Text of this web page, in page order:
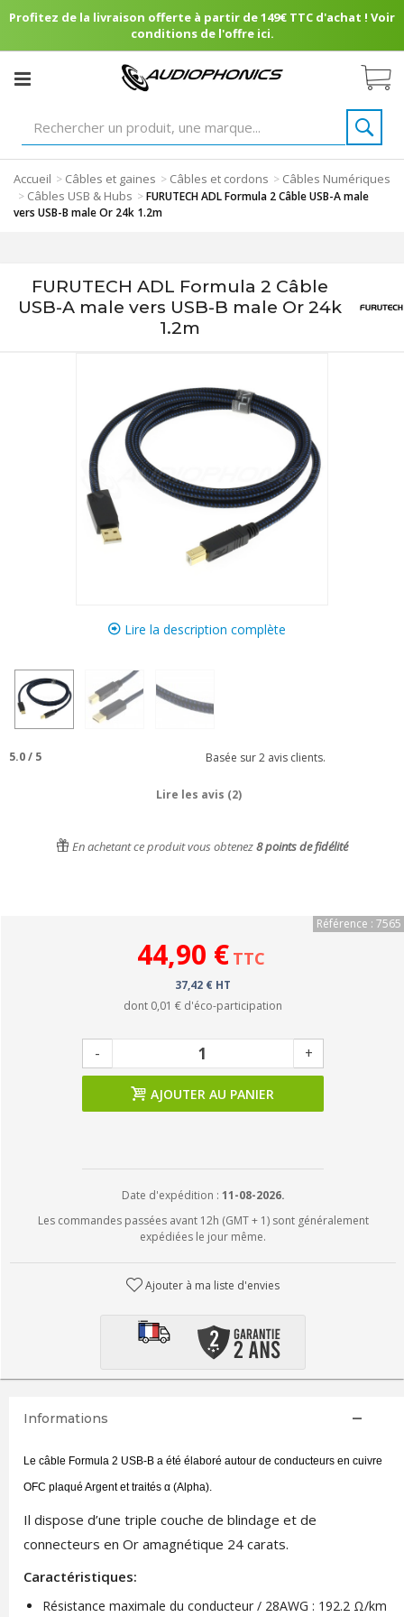
Profitez de la livraison offerte à partir de 149€ TTC d'achat ! Voir
conditions de l'offre ici.
Accueil > Câbles et gaines > Câbles et cordons > Câbles Numériques
> Câbles USB & Hubs >FURUTECH ADL Formula 2 Câble USB-A male
vers USB-B male Or 24k 1.2m
FURUTECH ADL Formula 2 Câble
USB-A male vers USB-B male Or 24k
1.2m
Lire la description complète
5.0/ 5 Basée sur2 avis clients.
Lire les avis (2)
En achetant ce produit vous obtenez8points de fidélité
Référence : 7565
44,90 € TTC
37,42 € HT
dont 0,01 € d'éco-participation
- +
AJOUTER AU PANIER
Date d'expédition : 11-08-2026.
Les commandes passées avant 12h (GMT + 1) sont généralement
expédiées le jour même.
Ajouter à ma liste d'envies
Informations
Le câble Formula 2 USB-B a été élaboré autour de conducteurs en cuivre
OFC plaqué Argent et traités α (Alpha).
Il dispose d’une triple couche de blindage et de
connecteurs en Or amagnétique 24 carats.
Caractéristiques:
Résistance maximale du conducteur / 28AWG : 192.2 Ω/km